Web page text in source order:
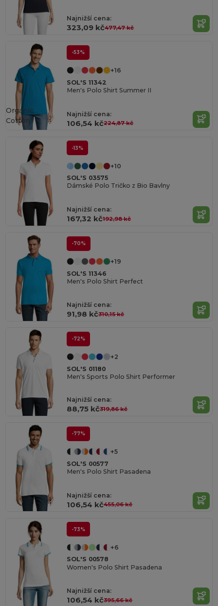
Najnižší cena:
323,09 kč477,47 kč
-53%
+16
SOL'S 11342
Men's Polo Shirt Summer II
Najnižší cena:
106,54 kč224,87 kč
Organic
Cotton
-13%
+10
SOL'S 03575
Dámské Polo Tričko z Bio Bavlny
Najnižší cena:
167,32 kč192,98 kč
-70%
+19
SOL'S 11346
Men's Polo Shirt Perfect
Najnižší cena:
91,98 kč310,15 kč
-72%
+2
SOL'S 01180
Men's Sports Polo Shirt Performer
Najnižší cena:
88,75 kč319,86 kč
-77%
+5
SOL'S 00577
Men's Polo Shirt Pasadena
Najnižší cena:
106,54 kč455,06 kč
-73%
+6
SOL'S 00578
Women's Polo Shirt Pasadena
Najnižší cena:
106,54 kč395,66 kč